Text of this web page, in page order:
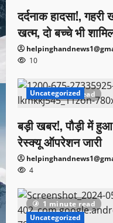
दर्दनाक हादसा!, गहरी
खत्म, दो बच्चे भी
10
1 minute read
Uncategorized
बड़ी खबर!, पौड़ी में हुआ
रेस्क्यू ऑपरेशन जारी
4
1 minute read
Uncategorized